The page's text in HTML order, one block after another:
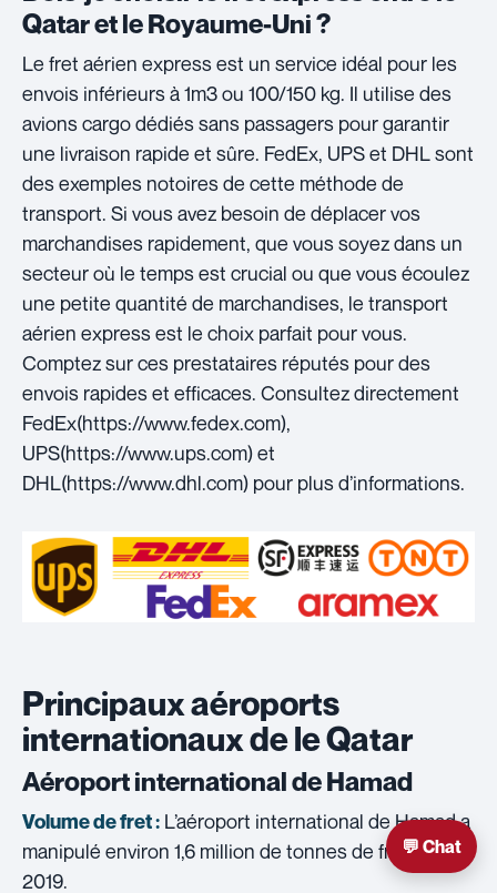
Qatar et le Royaume-Uni ?
Le fret aérien express est un service idéal pour les
envois inférieurs à 1m3 ou 100/150 kg. Il utilise des
avions cargo dédiés sans passagers pour garantir
une livraison rapide et sûre. FedEx, UPS et DHL sont
des exemples notoires de cette méthode de
transport. Si vous avez besoin de déplacer vos
marchandises rapidement, que vous soyez dans un
secteur où le temps est crucial ou que vous écoulez
une petite quantité de marchandises, le transport
aérien express est le choix parfait pour vous.
Comptez sur ces prestataires réputés pour des
envois rapides et efficaces. Consultez directement
FedEx(https://www.fedex.com),
UPS(https://www.ups.com) et
DHL(https://www.dhl.com) pour plus d’informations.
Principaux aéroports
internationaux de le Qatar
Aéroport international de Hamad
Volume de fret : L’aéroport international de Hamad a
manipulé environ 1,6 million de tonnes de fret en
2019.
💬 Chat